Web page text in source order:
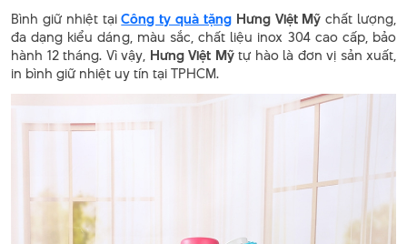
Bình giữ nhiệt tạiCông ty quà tặngHưng Việt Mỹ chất lượng,
đa dạng kiểu dáng, màu sắc, chất liệu inox 304 cao cấp, bảo
hành 12 tháng. Vì vậy, Hưng Việt Mỹtự hào là đơn vị sản xuất,
in bình giữ nhiệt uy tín tại TPHCM.